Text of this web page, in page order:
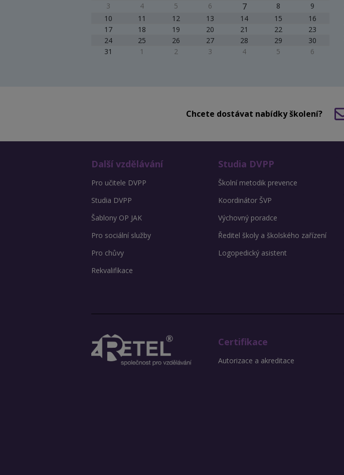
3
4 5 6 7 8
9
10
11 12 13 14 15
16
17
18 19 20 21 22
23
24
25 26 27 28 29
30
31
1 2 3 4 5 6
Chcete dostávat nabídky školení?
Další vzdělávání
Pro učitele DVPP
Studia DVPP
Šablony OP JAK
Pro sociální služby
Pro chůvy
Rekvalifikace
Studia DVPP
Školní metodik prevence
Koordinátor ŠVP
Výchovný poradce
Ředitel školy a školského zařízení
Logopedický asistent
Certifikace
Autorizace a akreditace